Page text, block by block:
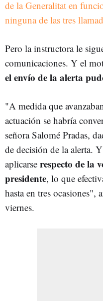
de la Generalitat en
ninguna de las tres
Pero la instructora le
comunicaciones. Y el
el envío de la alerta
"A medida que
actuación se habría
señora Salomé Pradas,
de decisión de la alerta.
aplicarse respecto de la
presidente, lo que
hasta en tres ocasiones",
viernes.